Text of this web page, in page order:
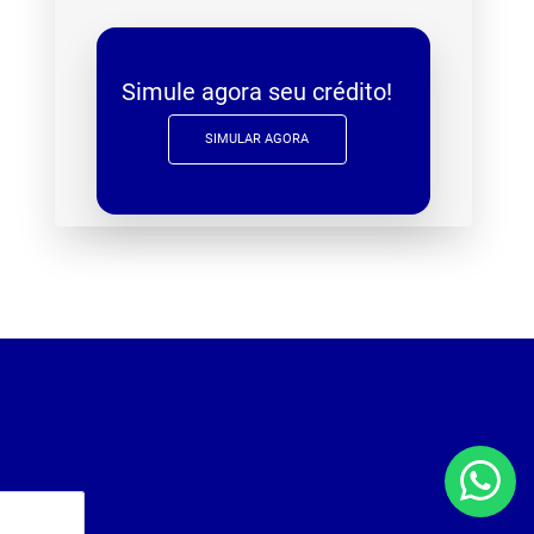
Simule agora seu crédito!
SIMULAR AGORA